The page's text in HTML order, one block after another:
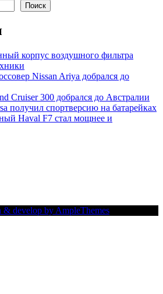
Поиск
корпус воздушного фильтра
Nissan Ariya добрался до
Cruiser 300 добрался до Австралии
получил спортверсию на батарейках
Haval F7 стал мощнее и
& develop by AmpleThemes